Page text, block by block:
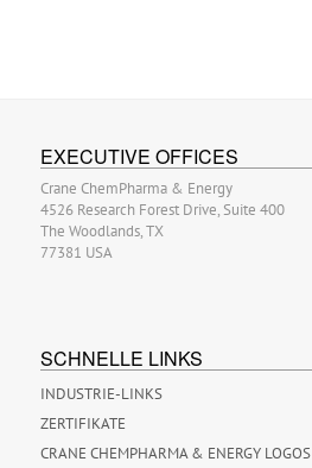
EXECUTIVE OFFICES
Crane ChemPharma & Energy
4526 Research Forest Drive, Suite 400
The Woodlands, TX
77381 USA
SCHNELLE LINKS
INDUSTRIE-LINKS
ZERTIFIKATE
CRANE CHEMPHARMA & ENERGY LOGOS